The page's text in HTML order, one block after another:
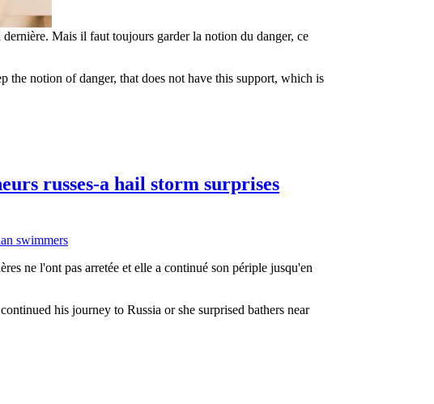
Mais il faut toujours garder la notion du danger, ce
notion of danger, that does not have this support, which is
russes-a hail storm surprises
ne l'ont pas arretée et elle a continué son périple jusqu'en
his journey to Russia or she surprised bathers near